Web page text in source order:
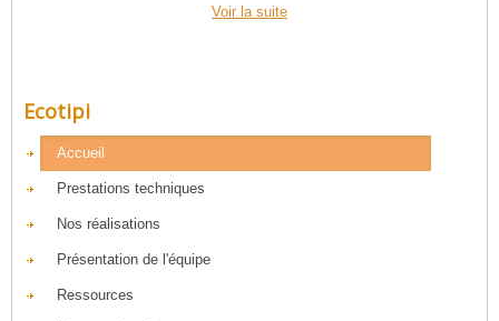
Voir la suite
Ecotipi
Accueil
Prestations techniques
Nos réalisations
Présentation de l'équipe
Ressources